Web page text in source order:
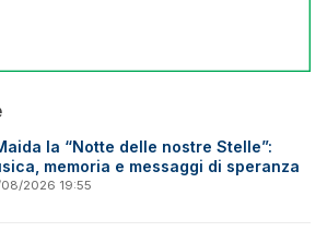
la “Notte delle nostre Stelle”:
memoria e messaggi di speranza
2026 19:55